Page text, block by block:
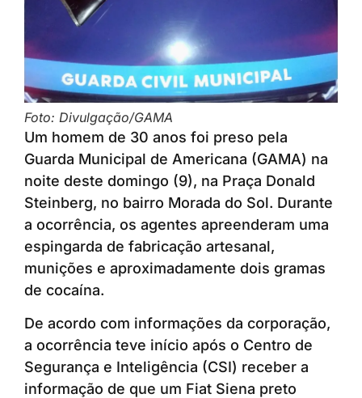
Foto: Divulgação/GAMA
Um homem de 30 anos foi preso pela
Guarda Municipal de Americana (GAMA) na
noite deste domingo (9), na Praça Donald
Steinberg, no bairro Morada do Sol. Durante
a ocorrência, os agentes apreenderam uma
espingarda de fabricação artesanal,
munições e aproximadamente dois gramas
de cocaína.
De acordo com informações da corporação,
a ocorrência teve início após o Centro de
Segurança e Inteligência (CSI) receber a
informação de que um Fiat Siena preto